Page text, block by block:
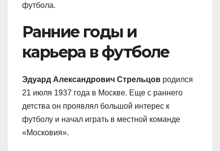
футбола.
Ранние годы и
карьера в футболе
Эдуард Александрович Стрельцов родился
21 июля 1937 года в Москве. Еще с раннего
детства он проявлял большой интерес к
футболу и начал играть в местной команде
«Московия».